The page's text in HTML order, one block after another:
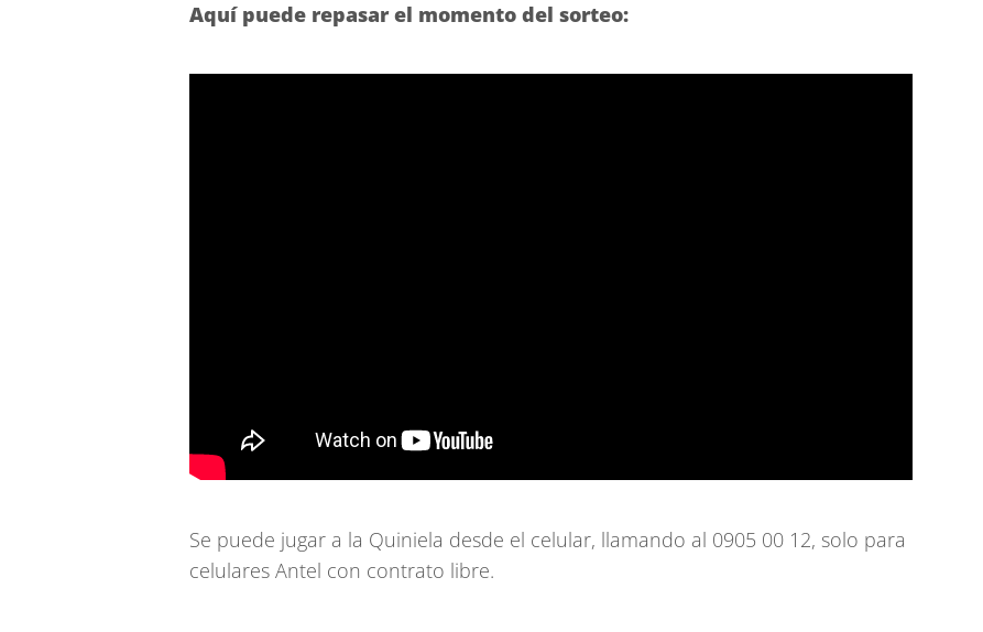
Aquí puede repasar el momento del sorteo:
Se puede jugar a la Quiniela desde el celular, llamando al 0905 00 12, solo para
celulares Antel con contrato libre.